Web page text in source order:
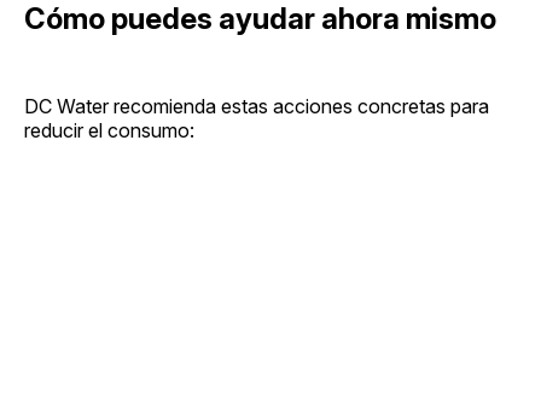
Cómo puedes ayudar ahora mismo
DC Water recomienda estas acciones concretas para
reducir el consumo: